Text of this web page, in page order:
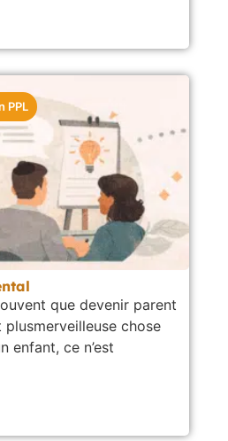
PPL
que devenir parent
chose
enfant, ce n’est